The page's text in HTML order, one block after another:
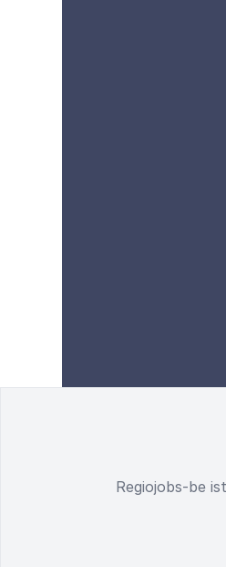
Regiojobs-be